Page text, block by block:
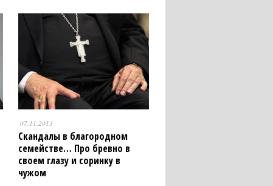
07.11.2013
Скандалы в благородном
семействе… Про бревно в
своем глазу и соринку в
чужом